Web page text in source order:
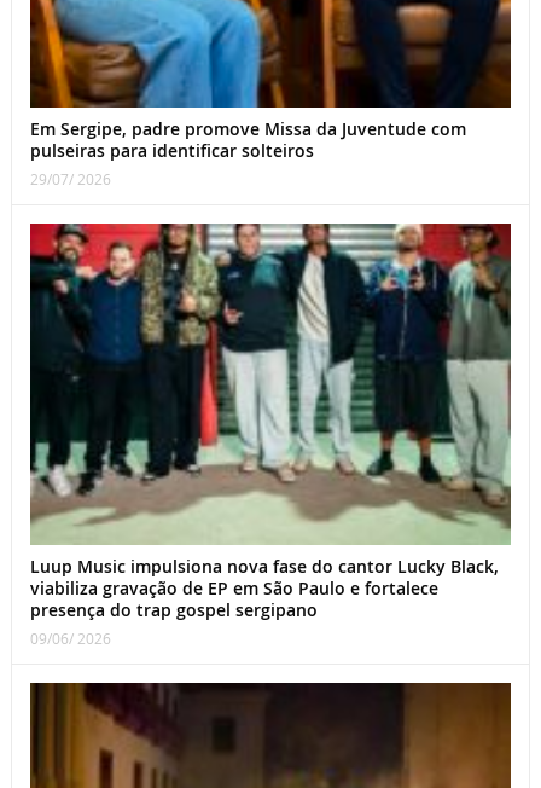
Em Sergipe, padre promove Missa da Juventude com
pulseiras para identificar solteiros
29/07/ 2026
Luup Music impulsiona nova fase do cantor Lucky Black,
viabiliza gravação de EP em São Paulo e fortalece
presença do trap gospel sergipano
09/06/ 2026